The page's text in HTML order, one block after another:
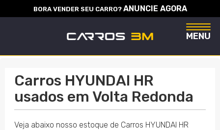
BORA VENDER SEU CARRO? ANUNCIE AGORA
MENU
Carros HYUNDAI HR
usados em Volta Redonda
Veja abaixo nosso estoque de Carros HYUNDAI HR